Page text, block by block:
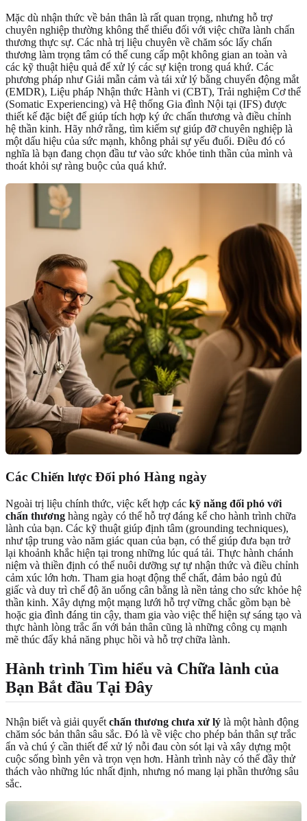
Mặc dù nhận thức về bản thân là rất quan trọng, nhưng hỗ trợ
chuyên nghiệp thường không thể thiếu đối với việc chữa lành chấn
thương thực sự. Các nhà trị liệu chuyên về chăm sóc lấy chấn
thương làm trọng tâm có thể cung cấp một không gian an toàn và
các kỹ thuật hiệu quả để xử lý các sự kiện trong quá khứ. Các
phương pháp như Giải mẫn cảm và tái xử lý bằng chuyển động mắt
(EMDR), Liệu pháp Nhận thức Hành vi (CBT), Trải nghiệm Cơ thể
(Somatic Experiencing) và Hệ thống Gia đình Nội tại (IFS) được
thiết kế đặc biệt để giúp tích hợp ký ức chấn thương và điều chỉnh
hệ thần kinh. Hãy nhớ rằng, tìm kiếm sự giúp đỡ chuyên nghiệp là
một dấu hiệu của sức mạnh, không phải sự yếu đuối. Điều đó có
nghĩa là bạn đang chọn đầu tư vào sức khỏe tinh thần của mình và
thoát khỏi sự ràng buộc của quá khứ.
Các Chiến lược Đối phó Hàng ngày
Ngoài trị liệu chính thức, việc kết hợp các kỹ năng đối phó với
chấn thương hàng ngày có thể hỗ trợ đáng kể cho hành trình chữa
lành của bạn. Các kỹ thuật giúp định tâm (grounding techniques),
như tập trung vào năm giác quan của bạn, có thể giúp đưa bạn trở
lại khoảnh khắc hiện tại trong những lúc quá tải. Thực hành chánh
niệm và thiền định có thể nuôi dưỡng sự tự nhận thức và điều chỉnh
cảm xúc lớn hơn. Tham gia hoạt động thể chất, đảm bảo ngủ đủ
giấc và duy trì chế độ ăn uống cân bằng là nền tảng cho sức khỏe hệ
thần kinh. Xây dựng một mạng lưới hỗ trợ vững chắc gồm bạn bè
hoặc gia đình đáng tin cậy, tham gia vào việc thể hiện sự sáng tạo và
thực hành lòng trắc ẩn với bản thân cũng là những công cụ mạnh
mẽ thúc đẩy khả năng phục hồi và hỗ trợ chữa lành.
Hành trình Tìm hiểu và Chữa lành của
Bạn Bắt đầu Tại Đây
Nhận biết và giải quyết chấn thương chưa xử lý là một hành động
chăm sóc bản thân sâu sắc. Đó là về việc cho phép bản thân sự trắc
ẩn và chú ý cần thiết để xử lý nỗi đau còn sót lại và xây dựng một
cuộc sống bình yên và trọn vẹn hơn. Hành trình này có thể đầy thử
thách vào những lúc nhất định, nhưng nó mang lại phần thưởng sâu
sắc.